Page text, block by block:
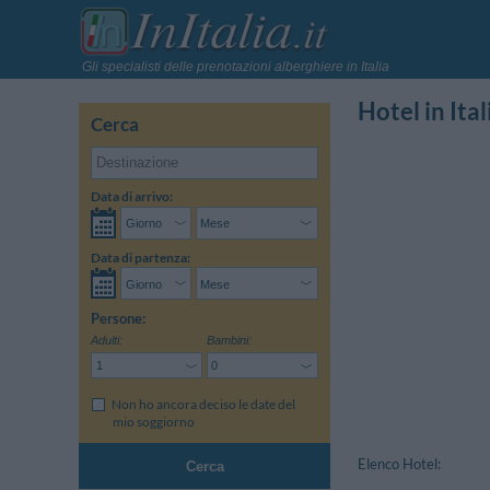
Gli specialisti delle prenotazioni alberghiere in Italia
Cerca
Data di arrivo:
Data di partenza:
Persone:
Adulti: Bambini:
Non ho ancora deciso le date del
mio soggiorno
Cerca
Hotel in
Elenco Hotel: